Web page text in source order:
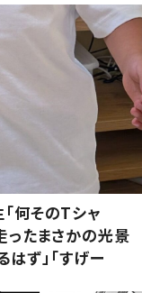
何そのTシャ
ったまさかの光景
ず」「すげー